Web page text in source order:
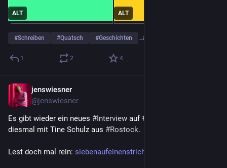
ALT ALT
#Schreiben #Quatsch #Geschichten …and 1 more
1 2 4
jenswiesner
@jenswiesner
Es gibt wieder ein neues #Interview auf #
diesmal mit Tine Schulz aus #Rostock.
Lest doch mal rein: siebenaufeinenstrich.de/tine-s